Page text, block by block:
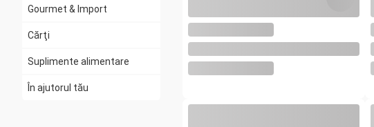
Gourmet & Import
Cărţi
Suplimente alimentare
În ajutorul tău